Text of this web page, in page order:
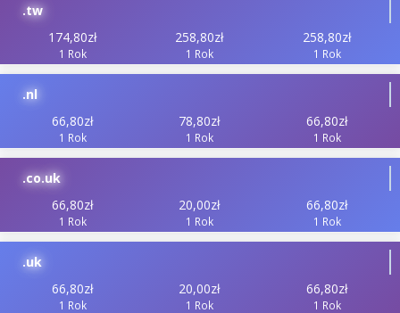
.tw
174,80zł
1 Rok
258,80zł
1 Rok
258,80zł
1 Rok
.nl
66,80zł
1 Rok
78,80zł
1 Rok
66,80zł
1 Rok
.co.uk
66,80zł
1 Rok
20,00zł
1 Rok
66,80zł
1 Rok
.uk
66,80zł
1 Rok
20,00zł
1 Rok
66,80zł
1 Rok